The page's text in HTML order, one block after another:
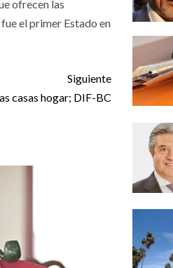
ofrecen las
el primer Estado en
Siguiente
casas hogar; DIF-BC